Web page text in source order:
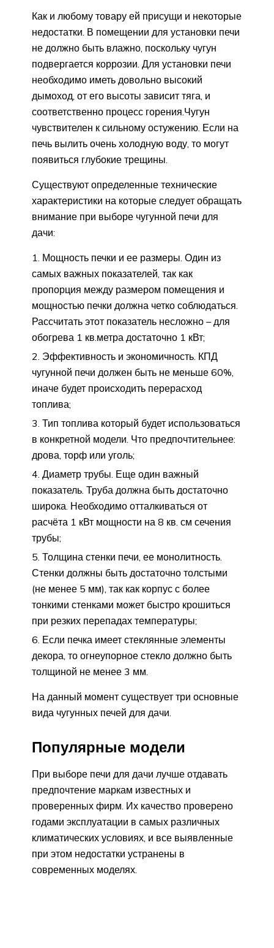
Как и любому товару ей присущи и некоторые
недостатки. В помещении для установки печи
не должно быть влажно, поскольку чугун
подвергается коррозии. Для установки печи
необходимо иметь довольно высокий
дымоход, от его высоты зависит тяга, и
соответственно процесс горения.Чугун
чувствителен к сильному остужению. Если на
печь вылить очень холодную воду, то могут
появиться глубокие трещины.
Существуют определенные технические
характеристики на которые следует обращать
внимание при выборе чугунной печи для
дачи:
Мощность печки и ее размеры. Один из
самых важных показателей, так как
пропорция между размером помещения и
мощностью печки должна четко соблюдаться.
Рассчитать этот показатель несложно – для
обогрева 1 кв.метра достаточно 1 кВт;
Эффективность и экономичность. КПД
чугунной печи должен быть не меньше 60%,
иначе будет происходить перерасход
топлива;
Тип топлива который будет использоваться
в конкретной модели. Что предпочтительнее:
дрова, торф или уголь;
Диаметр трубы. Еще один важный
показатель. Труба должна быть достаточно
широка. Необходимо отталкиваться от
расчёта 1 кВт мощности на 8 кв. см сечения
трубы;
Толщина стенки печи, ее монолитность.
Стенки должны быть достаточно толстыми
(не менее 5 мм), так как корпус с более
тонкими стенками может быстро крошиться
при резких перепадах температуры;
Если печка имеет стеклянные элементы
декора, то огнеупорное стекло должно быть
толщиной не менее 3 мм.
На данный момент существует три основные
вида чугунных печей для дачи.
Популярные модели
При выборе печи для дачи лучше отдавать
предпочтение маркам известных и
проверенных фирм. Их качество проверено
годами эксплуатации в самых различных
климатических условиях, и все выявленные
при этом недостатки устранены в
современных моделях.